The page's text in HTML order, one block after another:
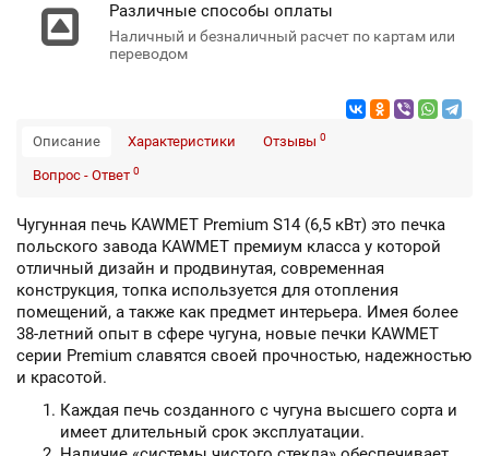
Различные способы оплаты
Наличный и безналичный расчет по картам или
переводом
Описание Характеристики Отзывы 0
Вопрос - Ответ 0
Чугунная печь KAWMET Premium S14 (6,5 кВт) это печка
польского завода KAWMET премиум класса у которой
отличный дизайн и продвинутая, современная
конструкция, топка используется для отопления
помещений, а также как предмет интерьера. Имея более
38-летний опыт в сфере чугуна, новые печки KAWMET
серии Premium славятся своей прочностью, надежностью
и красотой.
Каждая печь созданного с чугуна высшего сорта и
имеет длительный срок эксплуатации.